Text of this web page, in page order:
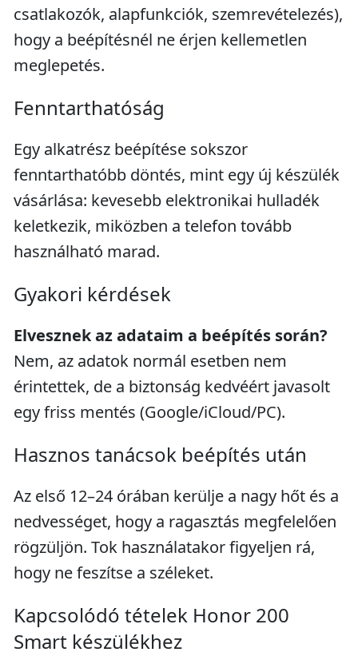
csatlakozók, alapfunkciók, szemrevételezés),
hogy a beépítésnél ne érjen kellemetlen
meglepetés.
Fenntarthatóság
Egy alkatrész beépítése sokszor
fenntarthatóbb döntés, mint egy új készülék
vásárlása: kevesebb elektronikai hulladék
keletkezik, miközben a telefon tovább
használható marad.
Gyakori kérdések
Elvesznek az adataim a beépítés során?
Nem, az adatok normál esetben nem
érintettek, de a biztonság kedvéért javasolt
egy friss mentés (Google/iCloud/PC).
Hasznos tanácsok beépítés után
Az első 12–24 órában kerülje a nagy hőt és a
nedvességet, hogy a ragasztás megfelelően
rögzüljön. Tok használatakor figyeljen rá,
hogy ne feszítse a széleket.
Kapcsolódó tételek Honor 200
Smart készülékhez